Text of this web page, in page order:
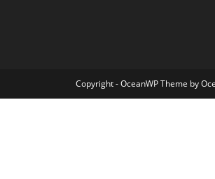
Copyright - OceanWP Theme by